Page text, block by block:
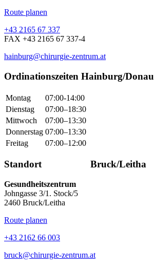
Route planen
+43 2165 67 337
FAX +43 2165 67 337-4
hainburg@chirurgie-zentrum.at
Ordinationszeiten Hainburg/Donau
Montag
07:00-14:00
Dienstag
07:00–18:30
Mittwoch
07:00–13:30
Donnerstag 07:00–13:30
Freitag
07:00–12:00
Standort Bruck/Leitha
Gesundheitszentrum
Johngasse 3/1. Stock/5
2460 Bruck/Leitha
Route planen
+43 2162 66 003
bruck@chirurgie-zentrum.at